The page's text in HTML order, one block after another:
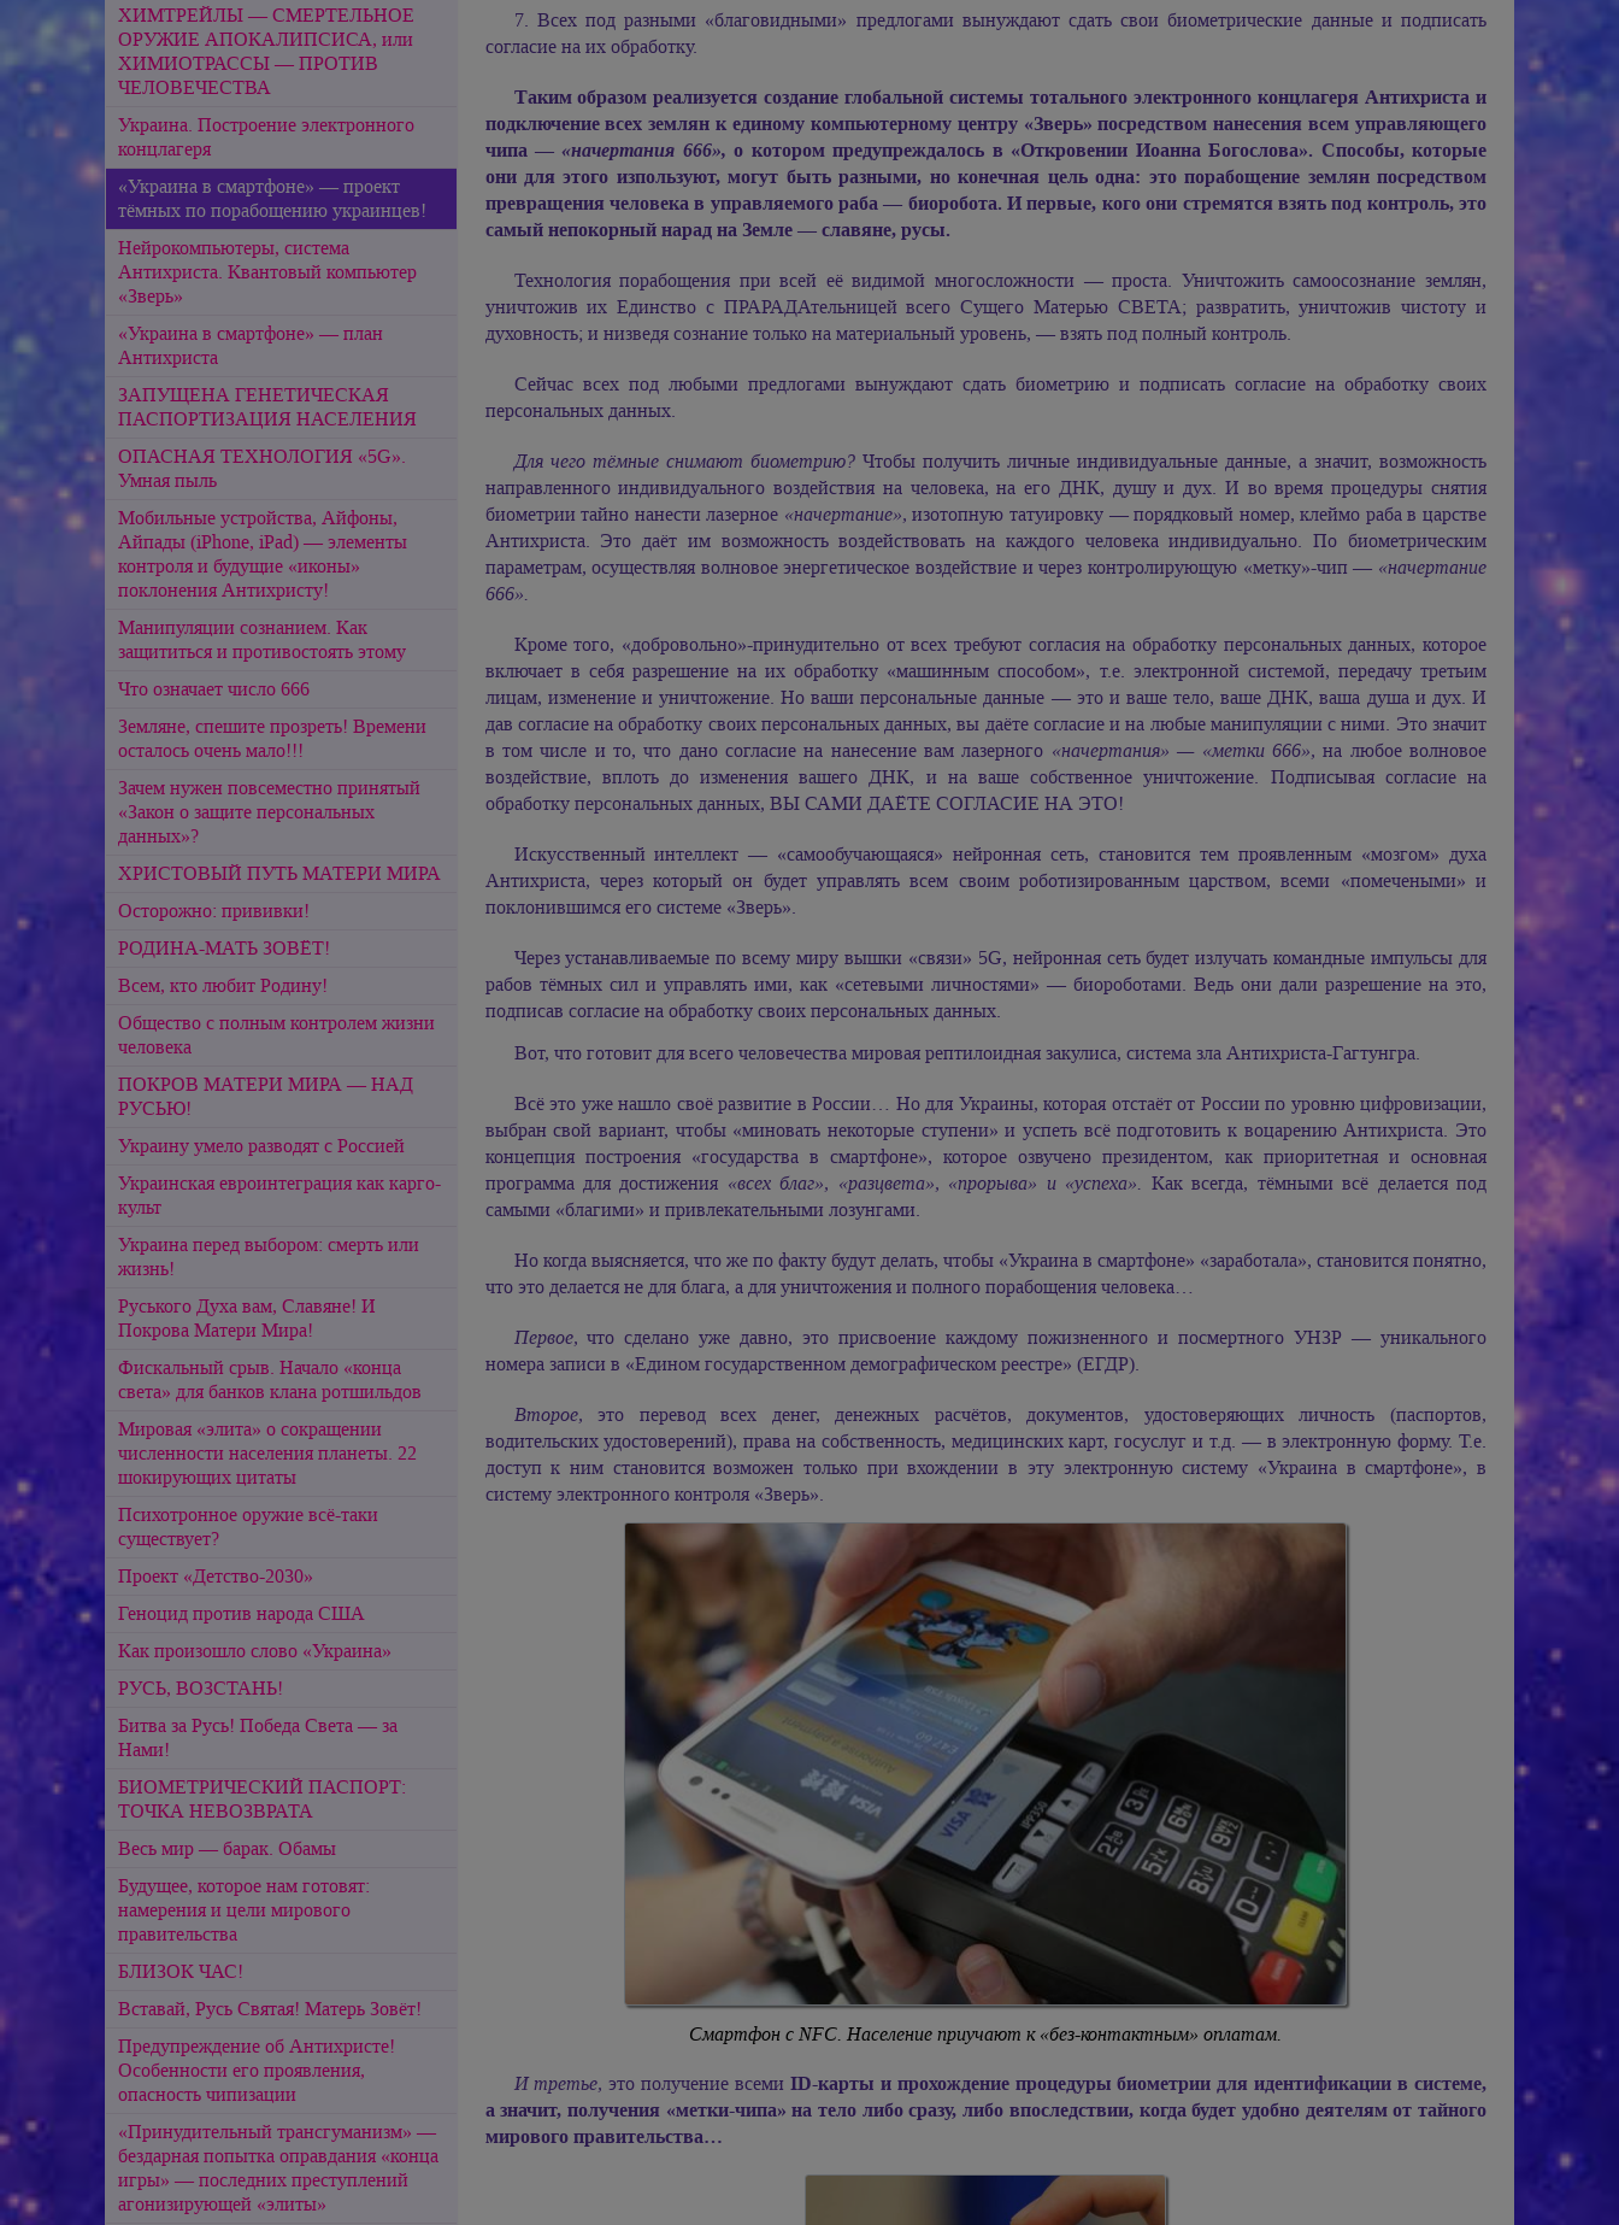
ХИМТРЕЙЛЫ — СМЕРТЕЛЬНОЕ
ОРУЖИЕ АПОКАЛИПСИСА, или
ХИМИОТРАССЫ — ПРОТИВ
ЧЕЛОВЕЧЕСТВА
Украина. Построение электронного
концлагеря
«Украина в смартфоне» — проект
тёмных по порабощению украинцев!
Нейрокомпьютеры, система
Антихриста. Квантовый компьютер
«Зверь»
«Украина в смартфоне» — план
Антихриста
ЗАПУЩЕНА ГЕНЕТИЧЕСКАЯ
ПАСПОРТИЗАЦИЯ НАСЕЛЕНИЯ
ОПАСНАЯ ТЕХНОЛОГИЯ «5G».
Умная пыль
Мобильные устройства, Айфоны,
Айпады (iPhone, iPad) — элементы
контроля и будущие «иконы»
поклонения Антихристу!
Манипуляции сознанием. Как
защититься и противостоять этому
Что означает число 666
Земляне, спешите прозреть! Времени
осталось очень мало!!!
Зачем нужен повсеместно принятый
«Закон о защите персональных
данных»?
ХРИСТОВЫЙ ПУТЬ МАТЕРИ МИРА
Осторожно: прививки!
РОДИНА-МАТЬ ЗОВЁТ!
Всем, кто любит Родину!
Общество с полным контролем жизни
человека
ПОКРОВ МАТЕРИ МИРА — НАД
РУСЬЮ!
Украину умело разводят с Россией
Украинская евроинтеграция как карго-
культ
Украина перед выбором: смерть или
жизнь!
Руського Духа вам, Славяне! И
Покрова Матери Мира!
Фискальный срыв. Начало «конца
света» для банков клана ротшильдов
Мировая «элита» о сокращении
численности населения планеты. 22
шокирующих цитаты
Психотронное оружие всё-таки
существует?
Проект «Детство-2030»
Геноцид против народа США
Как произошло слово «Украина»
РУСЬ, ВОЗСТАНЬ!
Битва за Русь! Победа Света — за
Нами!
БИОМЕТРИЧЕСКИЙ ПАСПОРТ:
ТОЧКА НЕВОЗВРАТА
Весь мир — барак. Обамы
Будущее, которое нам готовят:
намерения и цели мирового
правительства
БЛИЗОК ЧАС!
Вставай, Русь Святая! Матерь Зовёт!
Предупреждение об Антихристе!
Особенности его проявления,
опасность чипизации
«Принудительный трансгуманизм» —
бездарная попытка оправдания «конца
игры» — последних преступлений
агонизирующей «элиты»
7. Всех под разными «благовидными» предлогами вынуждают сдать свои биометрические данные и подписать
согласие на их обработку.
Таким образом реализуется создание глобальной системы тотального электронного концлагеря Антихриста и
подключение всех землян к единому компьютерному центру «Зверь» посредством нанесения всем управляющего
чипа —«начертания 666», о котором предупреждалось в «Откровении Иоанна Богослова». Способы, которые
они для этого изпользуют, могут быть разными, но конечная цель одна: это порабощение землян посредством
превращения человека в управляемого раба — биоробота. И первые, кого они стремятся взять под контроль, это
самый непокорный нарад на Земле — славяне, русы.
Технология порабощения при всей её видимой многосложности — проста. Уничтожить самоосознание землян,
уничтожив их Единство с ПРАРАДАтельницей всего Сущего Матерью СВЕТА; развратить, уничтожив чистоту и
духовность; и низведя сознание только на материальный уровень, — взять под полный контроль.
Сейчас всех под любыми предлогами вынуждают сдать биометрию и подписать согласие на обработку своих
персональных данных.
Для чего тёмные снимают биометрию?Чтобы получить личные индивидуальные данные, а значит, возможность
направленного индивидуального воздействия на человека, на его ДНК, душу и дух. И во время процедуры снятия
биометрии тайно нанести лазерное «начертание», изотопную татуировку — порядковый номер, клеймо раба в царстве
Антихриста. Это даёт им возможность воздействовать на каждого человека индивидуально. По биометрическим
параметрам, осуществляя волновое энергетическое воздействие и через контролирующую «метку»-чип — «начертание
666».
Кроме того, «добровольно»-принудительно от всех требуют согласия на обработку персональных данных, которое
включает в себя разрешение на их обработку «машинным способом», т.е. электронной системой, передачу третьим
лицам, изменение и уничтожение. Но ваши персональные данные — это и ваше тело, ваше ДНК, ваша душа и дух. И
дав согласие на обработку своих персональных данных, вы даёте согласие и на любые манипуляции с ними. Это значит
в том числе и то, что дано согласие на нанесение вам лазерного «начертания» — «метки 666», на любое волновое
воздействие, вплоть до изменения вашего ДНК, и на ваше собственное уничтожение. Подписывая согласие на
обработку персональных данных, ВЫ САМИ ДАЁТЕ СОГЛАСИЕ НА ЭТО!
Искусственный интеллект — «самообучающаяся» нейронная сеть, становится тем проявленным «мозгом» духа
Антихриста, через который он будет управлять всем своим роботизированным царством, всеми «помечеными» и
поклонившимся его системе «Зверь».
Через устанавливаемые по всему миру вышки «связи» 5G, нейронная сеть будет излучать командные импульсы для
рабов тёмных сил и управлять ими, как «сетевыми личностями» — биороботами. Ведь они дали разрешение на это,
подписав согласие на обработку своих персональных данных.
Вот, что готовит для всего человечества мировая рептилоидная закулиса, система зла Антихриста-Гагтунгра.
Всё это уже нашло своё развитие в России… Но для Украины, которая отстаёт от России по уровню цифровизации,
выбран свой вариант, чтобы «миновать некоторые ступени» и успеть всё подготовить к воцарению Антихриста. Это
концепция построения «государства в смартфоне», которое озвучено президентом, как приоритетная и основная
программа для достижения «всех благ», «разцвета», «прорыва» и «успеха». Как всегда, тёмными всё делается под
самыми «благими» и привлекательными лозунгами.
Но когда выясняется, что же по факту будут делать, чтобы «Украина в смартфоне» «заработала», становится понятно,
что это делается не для блага, а для уничтожения и полного порабощения человека…
Первое, что сделано уже давно, это присвоение каждому пожизненного и посмертного УНЗР — уникального
номера записи в «Едином государственном демографическом реестре» (ЕГДР).
Второе, это перевод всех денег, денежных расчётов, документов, удостоверяющих личность (паспортов,
водительских удостоверений), права на собственность, медицинских карт, госуслуг и т.д. — в электронную форму. Т.е.
доступ к ним становится возможен только при вхождении в эту электронную систему «Украина в смартфоне», в
систему электронного контроля «Зверь».
Смартфон с NFC. Население приучают к «без-контактным» оплатам.
И третье, это получение всеми ID-карты и прохождение процедуры биометрии для идентификации в системе,
а значит, получения «метки-чипа» на тело либо сразу, либо впоследствии, когда будет удобно деятелям от тайного
мирового правительства…